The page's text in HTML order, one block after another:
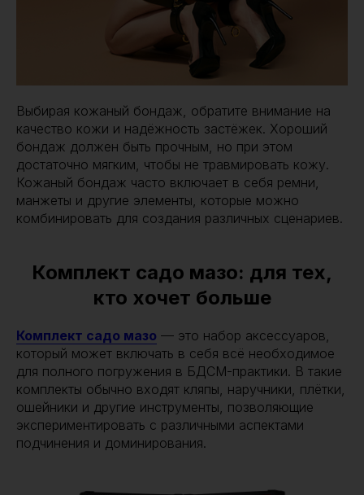
Выбирая кожаный бондаж, обратите внимание на
качество кожи и надёжность застёжек. Хороший
бондаж должен быть прочным, но при этом
достаточно мягким, чтобы не травмировать кожу.
Кожаный бондаж часто включает в себя ремни,
манжеты и другие элементы, которые можно
комбинировать для создания различных сценариев.
Комплект садо мазо: для тех,
кто хочет больше
Комплект садо мазо — это набор аксессуаров,
который может включать в себя всё необходимое
для полного погружения в БДСМ-практики. В такие
комплекты обычно входят кляпы, наручники, плётки,
ошейники и другие инструменты, позволяющие
экспериментировать с различными аспектами
подчинения и доминирования.